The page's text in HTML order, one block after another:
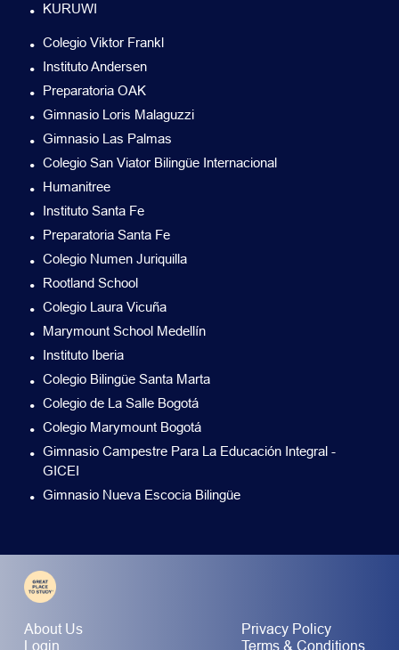
KURUWI
Colegio Viktor Frankl
Instituto Andersen
Preparatoria OAK
Gimnasio Loris Malaguzzi
Gimnasio Las Palmas
Colegio San Viator Bilingüe Internacional
Humanitree
Instituto Santa Fe
Preparatoria Santa Fe
Colegio Numen Juriquilla
Rootland School
Colegio Laura Vicuña
Marymount School Medellín
Instituto Iberia
Colegio Bilingüe Santa Marta
Colegio de La Salle Bogotá
Colegio Marymount Bogotá
Gimnasio Campestre Para La Educación Integral -
GICEI
Gimnasio Nueva Escocia Bilingüe
About Us
Login
Privacy Policy
Terms & Conditions